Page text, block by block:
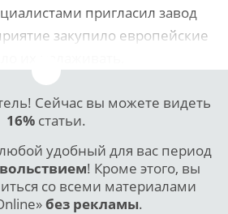
пригласил завод
закупило европейские
Сейчас вы можете видеть
16% статьи.
удобный для вас период
! Кроме этого, вы
со всеми материалами
без рекламы.